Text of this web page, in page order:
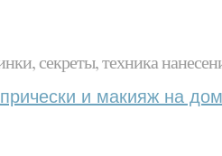
секреты, техника
прически и макияж на